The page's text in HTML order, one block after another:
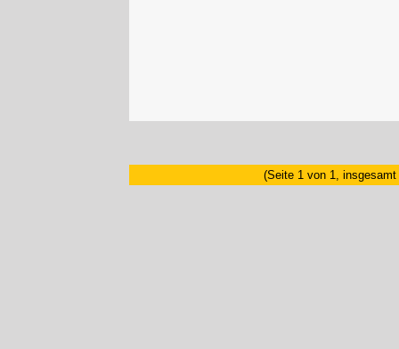
(Seite 1 von 1, insgesamt